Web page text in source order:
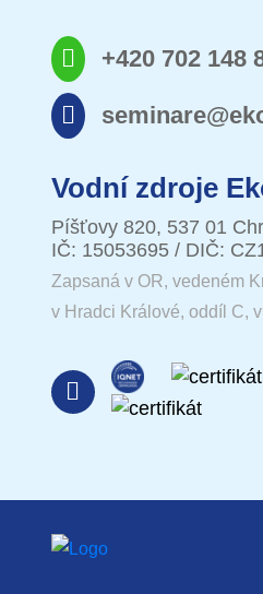
+420 702 148
Vodní zdroje
Píšťovy 820, 537 01
IČ: 15053695 / DIČ:
Zapsaná v OR, vedeném
v Hradci Králové, oddíl C,